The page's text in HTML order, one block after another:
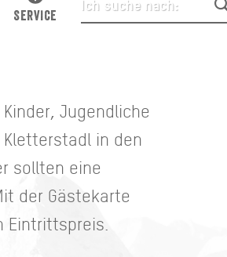
Jugendliche
Kletterstadl in den
sollten eine
der Gästekarte
Eintrittspreis.
SERVICE